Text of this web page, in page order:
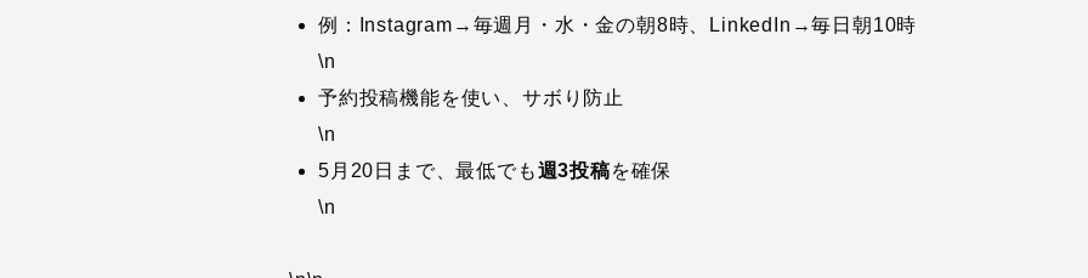
例：Instagram→毎週月・水・金の朝8時、LinkedIn→毎日朝10時
\n
予約投稿機能を使い、サボり防止
\n
5月20日まで、最低でも週3投稿を確保
\n